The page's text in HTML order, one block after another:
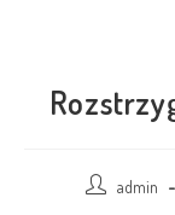
admin